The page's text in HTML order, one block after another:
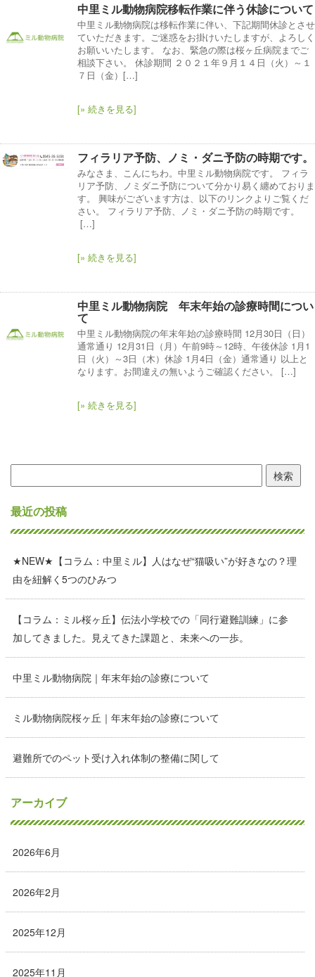
中里ミル動物病院移転作業に伴う休診について
中里ミル動物病院は移転作業に伴い、下記期間休診とさせ
ていただきます。ご迷惑をお掛けいたしますが、よろしく
お願いいたします。 なお、緊急の際は桜ヶ丘病院までご
相談下さい。 休診期間 ２０２１年９月１４日（火）～１
７日（金）[…]
[» 続きを見る]
フィラリア予防、ノミ・ダニ予防の時期です。
みなさま、こんにちわ。中里ミル動物病院です。 フィラ
リア予防、ノミダニ予防について分かり易く纏めておりま
す。 興味がございます方は、以下のリンクよりご覧くだ
さい。 フィラリア予防、ノミ・ダニ予防の時期です。
[…]
[» 続きを見る]
中里ミル動物病院 年末年始の診療時間につい
て
中里ミル動物病院の年末年始の診療時間 12月30日（日）
通常通り 12月31日（月）午前9時～12時、午後休診 1月1
日（火）～3日（木）休診 1月4日（金）通常通り 以上と
なります。お間違えの無いようご確認ください。 […]
[» 続きを見る]
検
索:
最近の投稿
★NEW★【コラム：中里ミル】人はなぜ“猫吸い”が好きなの？理
由を紐解く5つのひみつ
【コラム：ミル桜ヶ丘】伝法小学校での「同行避難訓練」に参
加してきました。見えてきた課題と、未来への一歩。
中里ミル動物病院｜年末年始の診療について
ミル動物病院桜ヶ丘｜年末年始の診療について
避難所でのペット受け入れ体制の整備に関して
アーカイブ
2026年6月
2026年2月
2025年12月
2025年11月